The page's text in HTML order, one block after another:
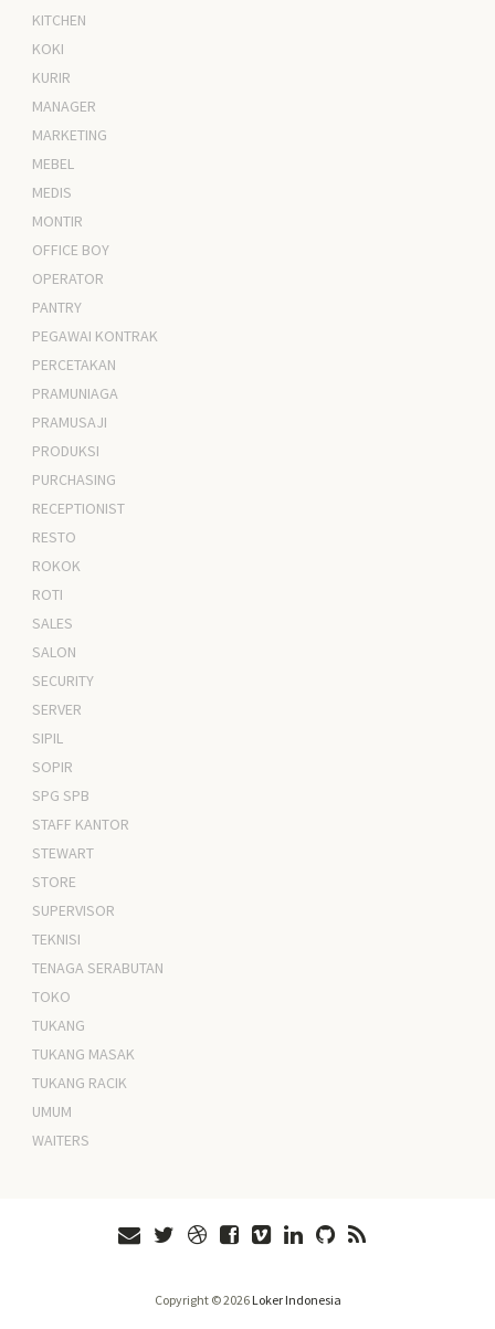
KITCHEN
KOKI
KURIR
MANAGER
MARKETING
MEBEL
MEDIS
MONTIR
OFFICE BOY
OPERATOR
PANTRY
PEGAWAI KONTRAK
PERCETAKAN
PRAMUNIAGA
PRAMUSAJI
PRODUKSI
PURCHASING
RECEPTIONIST
RESTO
ROKOK
ROTI
SALES
SALON
SECURITY
SERVER
SIPIL
SOPIR
SPG SPB
STAFF KANTOR
STEWART
STORE
SUPERVISOR
TEKNISI
TENAGA SERABUTAN
TOKO
TUKANG
TUKANG MASAK
TUKANG RACIK
UMUM
WAITERS
Copyright ©2026 Loker Indonesia